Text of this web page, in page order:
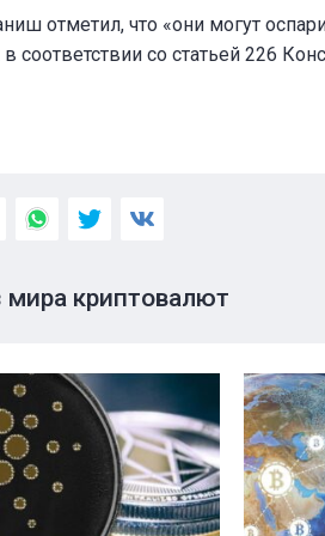
отметил, что «они могут
соответствии со статьей 226
мира криптовалют